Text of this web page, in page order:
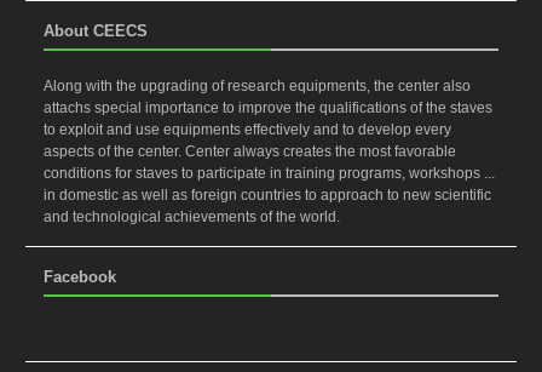
About CEECS
Along with the upgrading of research equipments, the center also
attachs special importance to improve the qualifications of the staves
to exploit and use equipments effectively and to develop every
aspects of the center. Center always creates the most favorable
conditions for staves to participate in training programs, workshops ...
in domestic as well as foreign countries to approach to new scientific
and technological achievements of the world.
Facebook